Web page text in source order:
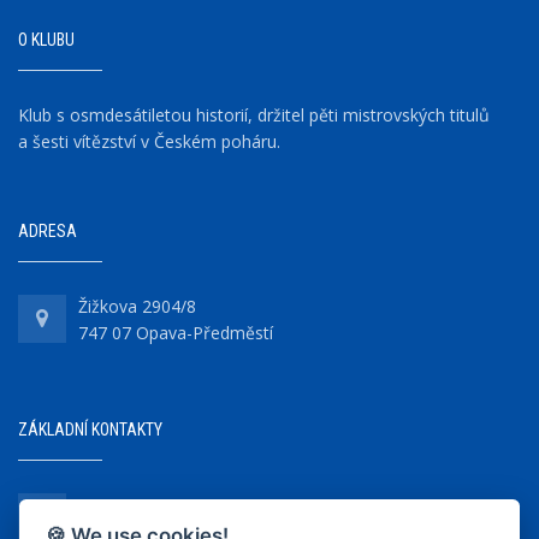
O KLUBU
Klub s osmdesátiletou historií, držitel pěti mistrovských titulů
a šesti vítězství v Českém poháru.
ADRESA
Žižkova 2904/8
747 07 Opava-Předměstí
ZÁKLADNÍ KONTAKTY
+420 737 218 679